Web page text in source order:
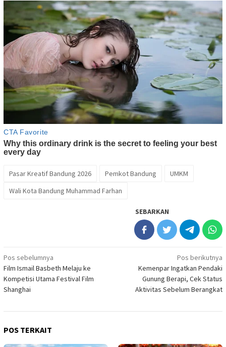
Pasar Kreatif Bandung 2026 Pemkot Bandung
UMKM
Wali Kota Bandung Muhammad Farhan
SEBARKAN
Navigasi
pos
Pos sebelumnya
Film Ismail Basbeth Melaju ke
Kompetisi Utama Festival Film
Shanghai
Pos berikutnya
Kemenpar Ingatkan Pendaki
Gunung Berapi, Cek Status
Aktivitas Sebelum Berangkat
POS TERKAIT